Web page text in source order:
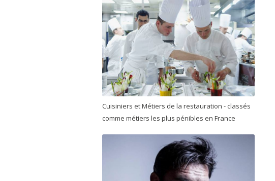
Cuisiniers et Métiers de la restauration - classés
comme métiers les plus pénibles en France